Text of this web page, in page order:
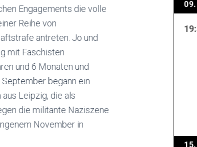
Engagements die volle
Reihe von
antreten. Jo und
mit Faschisten
und 6 Monaten und
begann ein
Leipzig, die als
die militante Naziszene
November in